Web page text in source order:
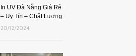
In UV Đà Nẵng Giá Rẻ
– Uy Tín – Chất Lượng
20/12/2024